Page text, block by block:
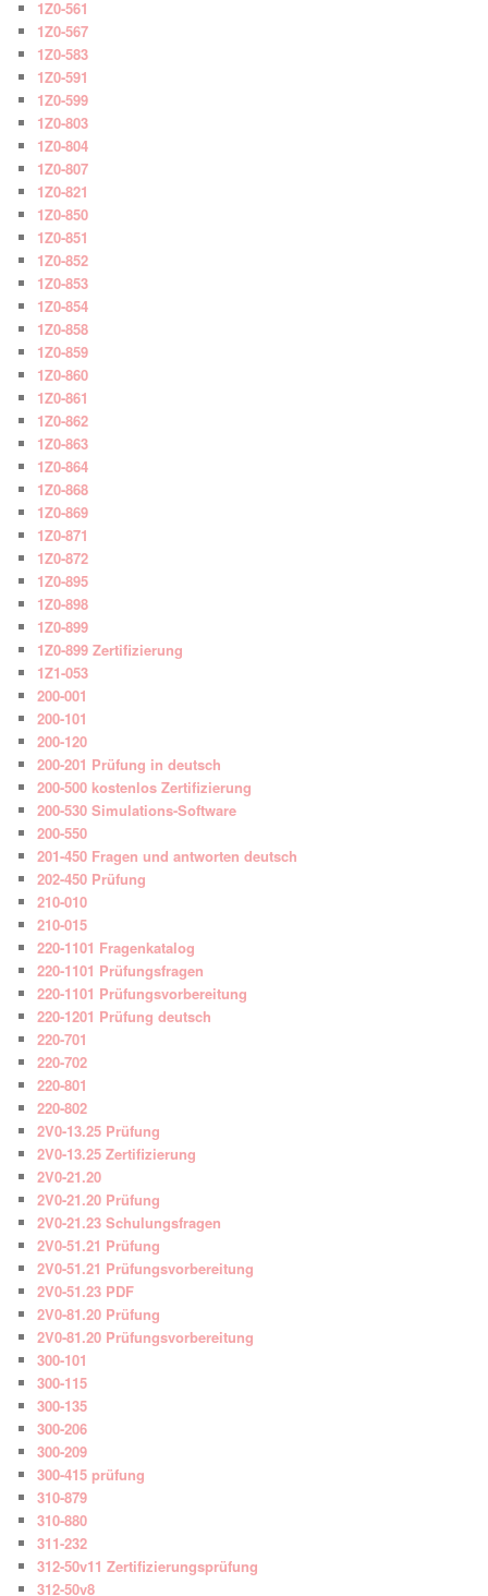
1Z0-561
1Z0-567
1Z0-583
1Z0-591
1Z0-599
1Z0-803
1Z0-804
1Z0-807
1Z0-821
1Z0-850
1Z0-851
1Z0-852
1Z0-853
1Z0-854
1Z0-858
1Z0-859
1Z0-860
1Z0-861
1Z0-862
1Z0-863
1Z0-864
1Z0-868
1Z0-869
1Z0-871
1Z0-872
1Z0-895
1Z0-898
1Z0-899
1Z0-899 Zertifizierung
1Z1-053
200-001
200-101
200-120
200-201 Prüfung in deutsch
200-500 kostenlos Zertifizierung
200-530 Simulations-Software
200-550
201-450 Fragen und antworten deutsch
202-450 Prüfung
210-010
210-015
220-1101 Fragenkatalog
220-1101 Prüfungsfragen
220-1101 Prüfungsvorbereitung
220-1201 Prüfung deutsch
220-701
220-702
220-801
220-802
2V0-13.25 Prüfung
2V0-13.25 Zertifizierung
2V0-21.20
2V0-21.20 Prüfung
2V0-21.23 Schulungsfragen
2V0-51.21 Prüfung
2V0-51.21 Prüfungsvorbereitung
2V0-51.23 PDF
2V0-81.20 Prüfung
2V0-81.20 Prüfungsvorbereitung
300-101
300-115
300-135
300-206
300-209
300-415 prüfung
310-879
310-880
311-232
312-50v11 Zertifizierungsprüfung
312-50v8